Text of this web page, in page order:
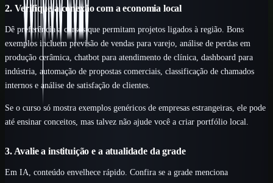
2. Verifique a conexão com a economia local
Dê preferência a cursos que permitam projetos ligados à região. Bons
exemplos incluem previsão de vendas para varejo, análise de perdas em
produção cerâmica, chatbot para atendimento de clínica, dashboard para
indústria, automação de propostas comerciais, classificação de chamados
internos e análise de satisfação de clientes.
Se o curso só mostra exemplos genéricos de empresas estrangeiras, ele pode
até ensinar conceitos, mas talvez não ajude você a criar portfólio local.
3. Avalie a instituição e a atualidade da grade
Em IA, conteúdo envelhece rápido. Confira se a grade menciona